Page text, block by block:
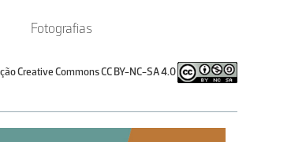
Fotografias
Creative Commons CC BY-NC-SA 4.0